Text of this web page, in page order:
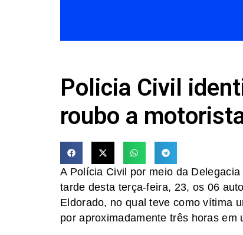
Policia Civil
roubo a
A Polícia Civil por meio da
tarde desta terça-feira, 23, os 06
Eldorado, no qual teve como vítima
por aproximadamente três horas em